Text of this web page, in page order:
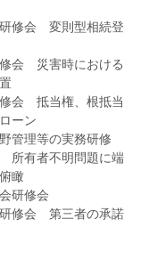
修会 変則型相続登
会 災害時における
会 抵当権、根抵当
ーン
管理等の実務研修
所有者不明問題に端
瞰
研修会
修会 第三者の承諾